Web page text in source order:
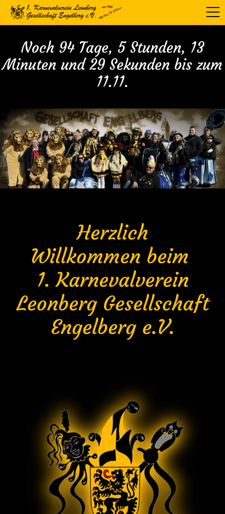
Noch 94 Tage, 5 Stunden, 13
Minuten und 28 Sekunden bis zum
11.11.
Herzlich
Willkommen beim
1. Karnevalverein
Leonberg Gesellschaft
Engelberg e.V.